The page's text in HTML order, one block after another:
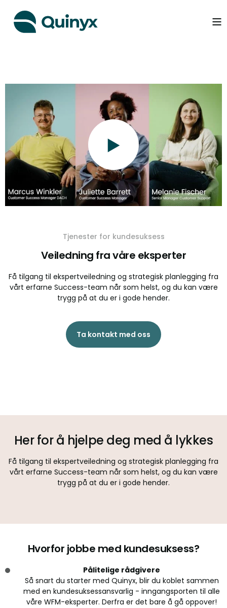
Tjenester for kundesuksess
Veiledning fra våre eksperter
Få tilgang til ekspertveiledning og strategisk planlegging fra
vårt erfarne Success-team når som helst, og du kan være
trygg på at du er i gode hender.
Ta kontakt med oss
Her for å hjelpe deg med å lykkes
Få tilgang til ekspertveiledning og strategisk planlegging fra
vårt erfarne Success-team når som helst, og du kan være
trygg på at du er i gode hender.
Hvorfor jobbe med kundesuksess?
Pålitelige rådgivere
Så snart du starter med Quinyx, blir du koblet sammen
med en kundesuksessansvarlig - inngangsporten til alle
våre WFM-eksperter. Derfra er det bare å gå oppover!